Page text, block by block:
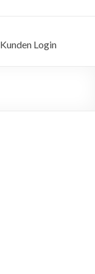
Kunden Login